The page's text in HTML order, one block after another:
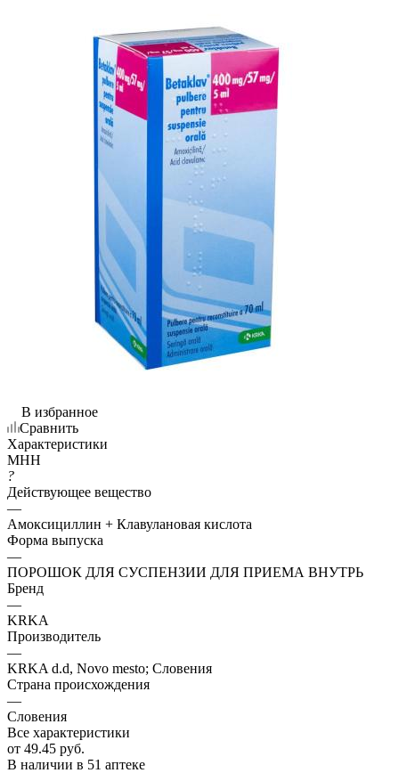
В избранное
Сравнить
Характеристики
МНН
?
Действующее вещество
—
Амоксициллин + Клавулановая кислота
Форма выпуска
—
ПОРОШОК ДЛЯ СУСПЕНЗИИ ДЛЯ ПРИЕМА ВНУТРЬ
Бренд
—
KRKA
Производитель
—
KRKA d.d, Novo mesto; Словения
Страна происхождения
—
Словения
Все характеристики
от 49.45 руб.
В наличии в 51 аптеке